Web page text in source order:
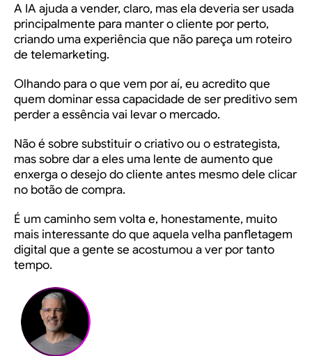
A IA ajuda a vender, claro, mas ela deveria ser usada
principalmente para manter o cliente por perto,
criando uma experiência que não pareça um roteiro
de telemarketing.
Olhando para o que vem por aí, eu acredito que
quem dominar essa capacidade de ser preditivo sem
perder a essência vai levar o mercado.
Não é sobre substituir o criativo ou o estrategista,
mas sobre dar a eles uma lente de aumento que
enxerga o desejo do cliente antes mesmo dele clicar
no botão de compra.
É um caminho sem volta e, honestamente, muito
mais interessante do que aquela velha panfletagem
digital que a gente se acostumou a ver por tanto
tempo.